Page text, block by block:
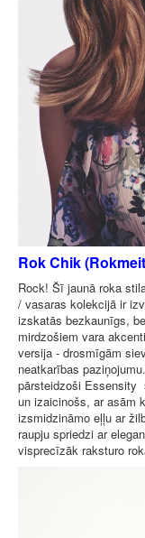
Rok Chik
Rock! Šī jaunā roka
/ vasaras kolekcijā ir
izskatās bezkaunīgs,
mirdzošiem vara
versija - drosmīgām
neatkarības
pārsteidzoši Essensity
un izaicinošs, ar asām
izsmidzināmo eļļu ar
raupju spriedzi ar
visprecīzāk raksturo